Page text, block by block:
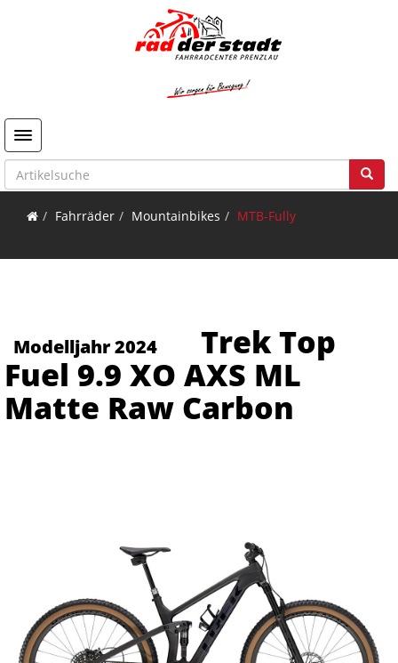
Toggle navigation
Fahrräder Mountainbikes MTB-Fully
Modelljahr 2024
Trek Top
Fuel 9.9 XO AXS ML
Matte Raw Carbon